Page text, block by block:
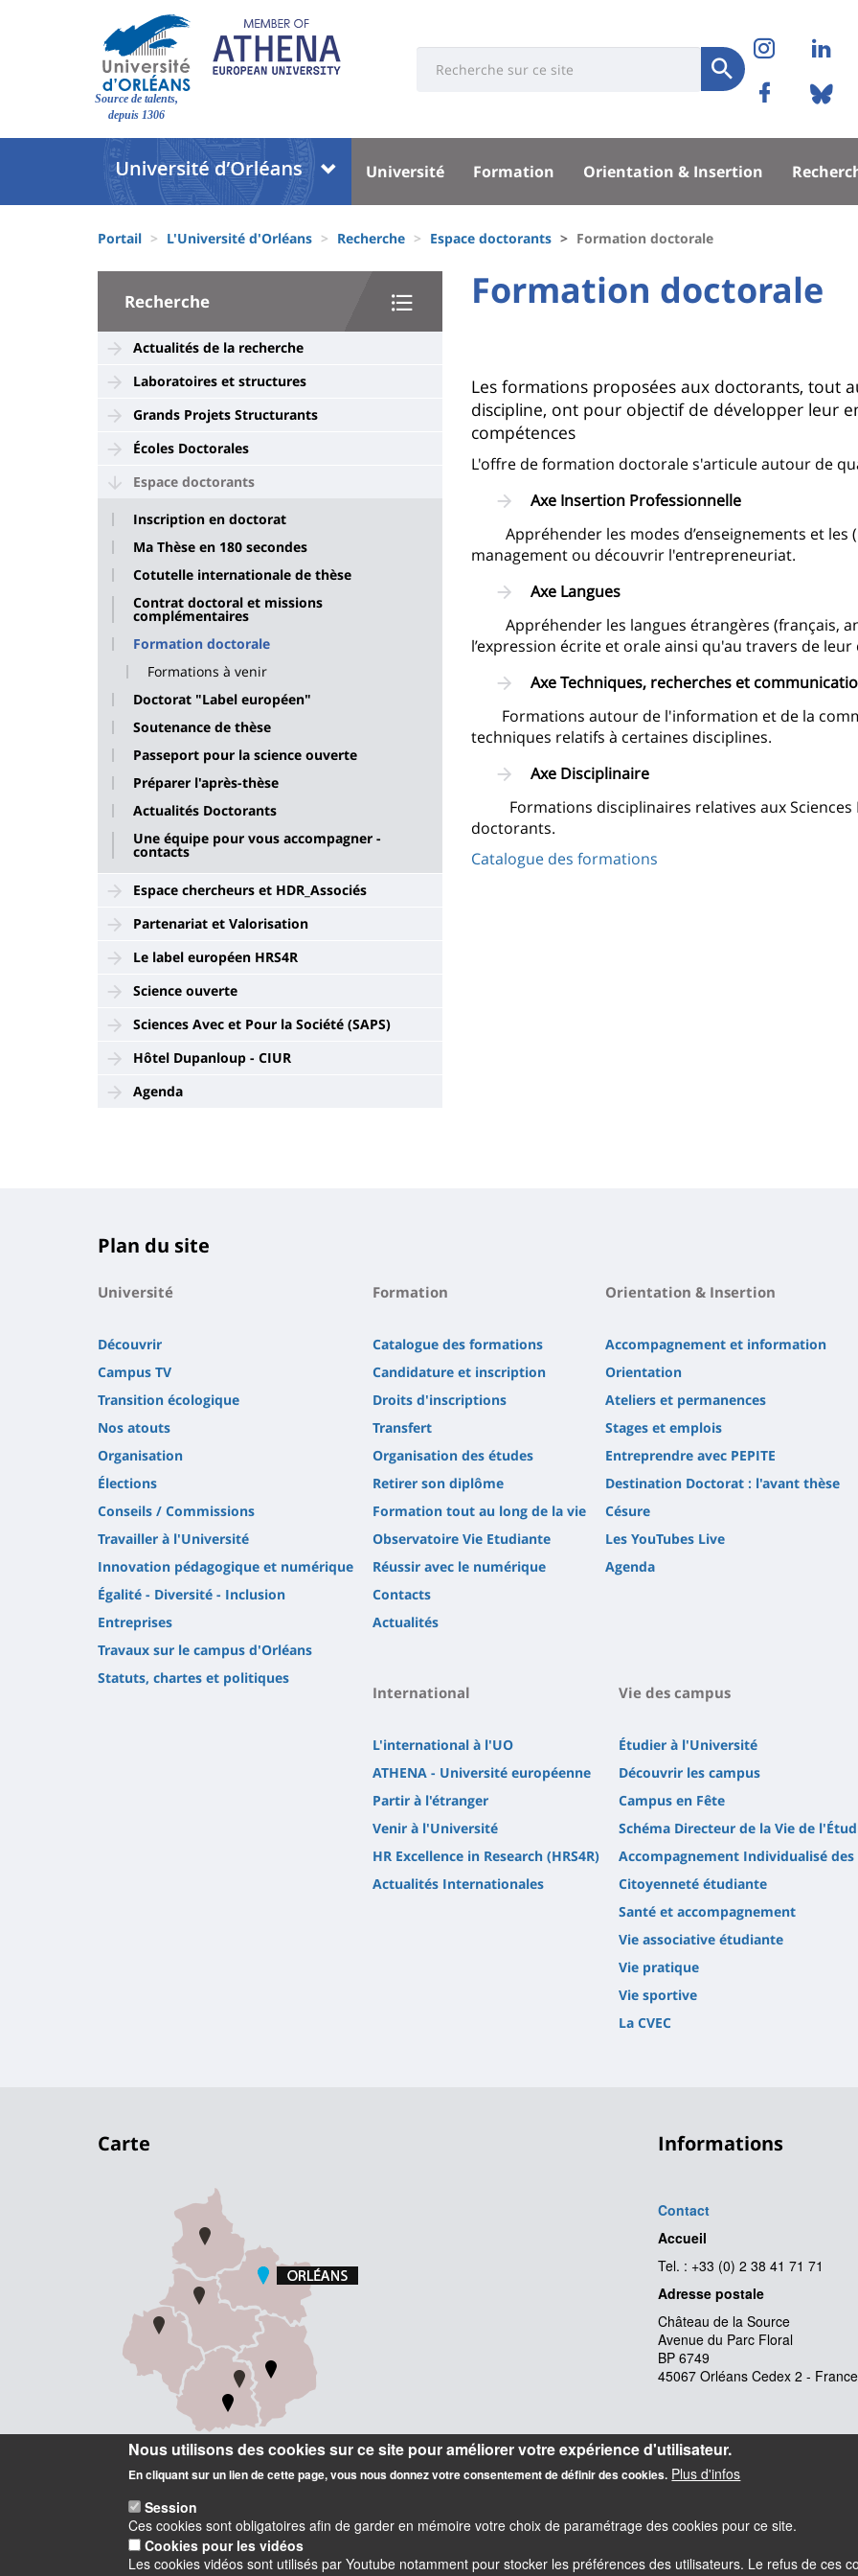
Site
Source de talents,
depuis 1306
Université
Soumettre
Réseaux
sociaux
Université
Block
liste
des
composantes
Menu
principal
Université Formation Orientation & Insertion
d'Ariane
Portail L'Université d'Orléans Recherche Espace doctorants Formation doctorale
University
Sidebar
Recherche
Actualités de la recherche
Laboratoires et structures
Grands Projets Structurants
Écoles Doctorales
Espace doctorants
Inscription en doctorat
Ma Thèse en 180 secondes
Cotutelle internationale de thèse
Contrat doctoral et missions
complémentaires
Formation doctorale
Formations à venir
Doctorat "Label européen"
Soutenance de thèse
Passeport pour la science ouverte
Préparer l'après-thèse
Actualités Doctorants
Une équipe pour vous accompagner -
contacts
Espace chercheurs et HDR_Associés
Partenariat et Valorisation
Le label européen HRS4R
Science ouverte
Sciences Avec et Pour la Société (SAPS)
Hôtel Dupanloup - CIUR
Agenda
University
content
Titre
page
Formation doctorale
Contenu
de
la
page
principale
Les formations proposées aux doctorants, tout
discipline, ont pour objectif de développer leur
compétences
L'offre de formation doctorale s'articule autour de
Axe Insertion Professionnelle
Appréhender les modes d’enseignements et les
management ou découvrir l'entrepreneuriat.
Axe Langues
Appréhender les langues étrangères (français,
l’expression écrite et orale ainsi qu'au travers de
Axe Techniques, recherches et
Formations autour de l'information et de la
techniques relatifs à certaines disciplines.
Axe Disciplinaire
Formations disciplinaires relatives aux Sciences
doctorants.
Catalogue des formations
Plan du site
Université
Découvrir
Campus TV
Transition écologique
Nos atouts
Organisation
Élections
Conseils / Commissions
Travailler à l'Université
Innovation pédagogique et numérique
Égalité - Diversité - Inclusion
Entreprises
Travaux sur le campus d'Orléans
Statuts, chartes et politiques
Formation
Catalogue des formations
Candidature et inscription
Droits d'inscriptions
Transfert
Organisation des études
Retirer son diplôme
Formation tout au long de la vie
Observatoire Vie Etudiante
Réussir avec le numérique
Contacts
Actualités
Orientation & Insertion
Accompagnement et information
Orientation
Ateliers et permanences
Stages et emplois
Entreprendre avec PEPITE
Destination Doctorat : l'avant thèse
Césure
Les YouTubes Live
Agenda
International
L'international à l'UO
ATHENA - Université européenne
Partir à l'étranger
Venir à l'Université
HR Excellence in Research (HRS4R)
Actualités Internationales
Vie des campus
Étudier à l'Université
Découvrir les campus
Campus en Fête
Schéma Directeur de la Vie de
Accompagnement Individualisé
Citoyenneté étudiante
Santé et accompagnement
Vie associative étudiante
Vie pratique
Vie sportive
La CVEC
Carte Informations
Contact
Accueil
Tel. : +33 (0) 2 38 41 71 71
Adresse postale
Château de la Source
Avenue du Parc Floral
BP 6749
45067 Orléans Cedex 2 - France
Nous utilisons des cookies sur ce site pour améliorer votre expérience d'utilisateur.
En cliquant sur un lien de cette page, vous nous donnez votre consentement de définir des cookies. Plus d'infos
Session
Ces cookies sont obligatoires afin de garder en mémoire votre choix de paramétrage des cookies pour ce site.
Cookies pour les vidéos
Les cookies vidéos sont utilisés par Youtube notamment pour stocker les préférences des utilisateurs. Le refus de ces